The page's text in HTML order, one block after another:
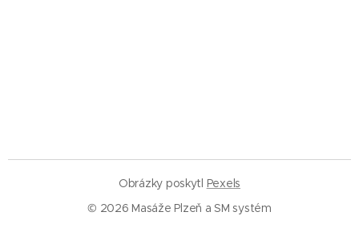
Obrázky poskytl Pexels
© 2026 Masáže Plzeň a SM systém